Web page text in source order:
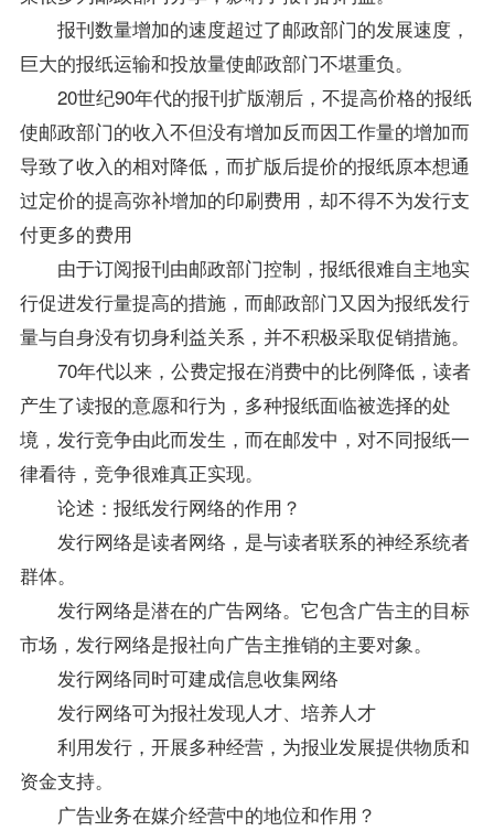
报刊数量增加的速度超过了邮政部门的发展速度，
巨大的报纸运输和投放量使邮政部门不堪重负。
20世纪90年代的报刊扩版潮后，不提高价格的报纸
使邮政部门的收入不但没有增加反而因工作量的增加而
导致了收入的相对降低，而扩版后提价的报纸原本想通
过定价的提高弥补增加的印刷费用，却不得不为发行支
付更多的费用
由于订阅报刊由邮政部门控制，报纸很难自主地实
行促进发行量提高的措施，而邮政部门又因为报纸发行
量与自身没有切身利益关系，并不积极采取促销措施。
70年代以来，公费定报在消费中的比例降低，读者
产生了读报的意愿和行为，多种报纸面临被选择的处
境，发行竞争由此而发生，而在邮发中，对不同报纸一
律看待，竞争很难真正实现。
论述：报纸发行网络的作用？
发行网络是读者网络，是与读者联系的神经系统者
群体。
发行网络是潜在的广告网络。它包含广告主的目标
市场，发行网络是报社向广告主推销的主要对象。
发行网络同时可建成信息收集网络
发行网络可为报社发现人才、培养人才
利用发行，开展多种经营，为报业发展提供物质和
资金支持。
广告业务在媒介经营中的地位和作用？